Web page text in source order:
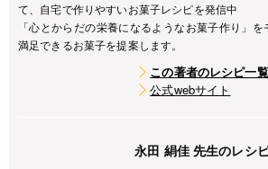
て、自宅で作りやすいお菓子レシピを発信中
「心とからだの栄養になるようなお菓子作り」
満足できるお菓子を提案します。
この著者のレシピ一覧
公式webサイト
永田 絹佳 先生のレシ